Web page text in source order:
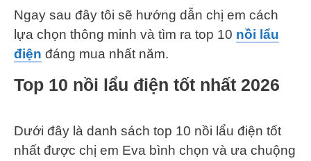
Ngay sau đây tôi sẽ hướng dẫn chị em cách
lựa chọn thông minh và tìm ra top 10 nồi lẩu
điện đáng mua nhất năm.
Top 10 nồi lẩu điện tốt nhất 2026
Dưới đây là danh sách top 10 nồi lẩu điện tốt
nhất được chị em Eva bình chọn và ưa chuộng